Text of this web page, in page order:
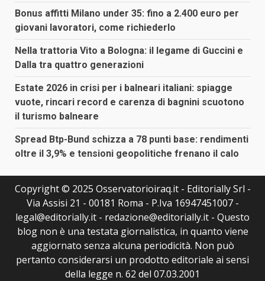
Bonus affitti Milano under 35: fino a 2.400 euro per
giovani lavoratori, come richiederlo
Nella trattoria Vito a Bologna: il legame di Guccini e
Dalla tra quattro generazioni
Estate 2026 in crisi per i balneari italiani: spiagge
vuote, rincari record e carenza di bagnini scuotono
il turismo balneare
Spread Btp-Bund schizza a 78 punti base: rendimenti
oltre il 3,9% e tensioni geopolitiche frenano il calo
Copyright © 2025 Osservatorioiraq.it - Editorially Srl -
Via Assisi 21 - 00181 Roma - P.Iva 16947451007 -
legal@editorially.it - redazione@editorially.it - Questo
blog non è una testata giornalistica, in quanto viene
aggiornato senza alcuna periodicità. Non può
pertanto considerarsi un prodotto editoriale ai sensi
della legge n. 62 del 07.03.2001